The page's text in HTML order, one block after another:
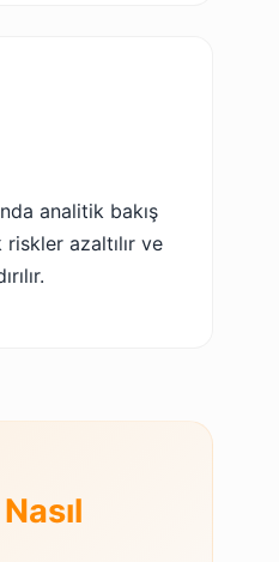
analitik bakış
riskler azaltılır ve